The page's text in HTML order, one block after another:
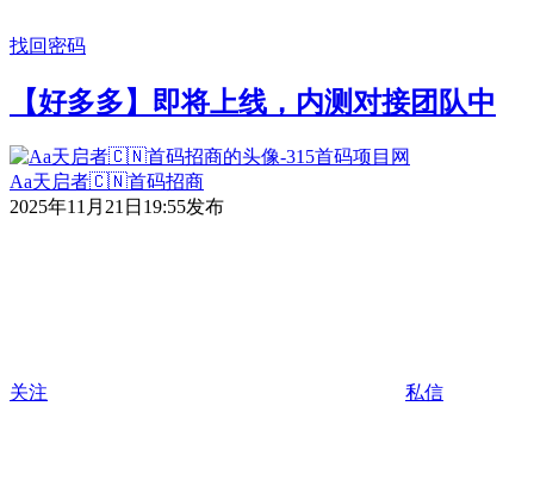
找回密码
【好多多】即将上线，内测对接团队中
Aa天启者🇨🇳首码招商
2025年11月21日19:55发布
关注 私信